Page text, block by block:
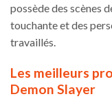
possède des scènes
touchante et des
travaillés.
Les meilleurs
Demon Slayer